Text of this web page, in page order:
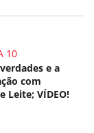
10
e a
com
Leite; VÍDEO!